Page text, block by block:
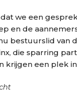
we een
en de
bestuurslid van
die sparring
krijgen een plek